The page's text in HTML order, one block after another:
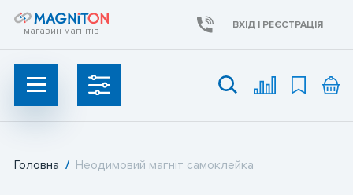
магазин магнітів
ВХІД І РЕЄСТРАЦІЯ
УКР
Головна / Неодимовий магніт самоклейка